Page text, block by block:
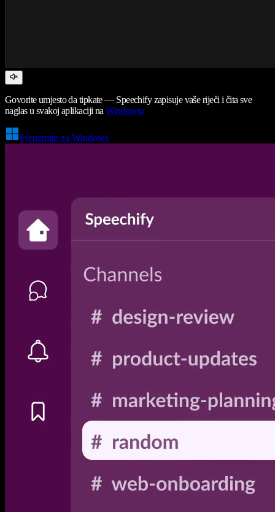
Govorite umjesto da tipkate — Speechify zapisuje vaše riječi i čita sve
naglas u svakoj aplikaciji naWindowsu
Preuzmite za Windows